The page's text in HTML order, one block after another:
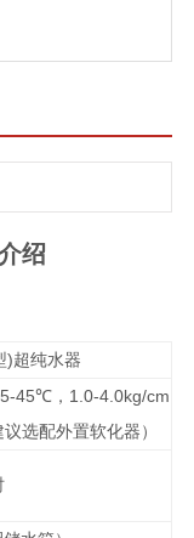
绍
)超纯水器
5-45℃， 1.0-4.0kg/cm
选配外置软化器）